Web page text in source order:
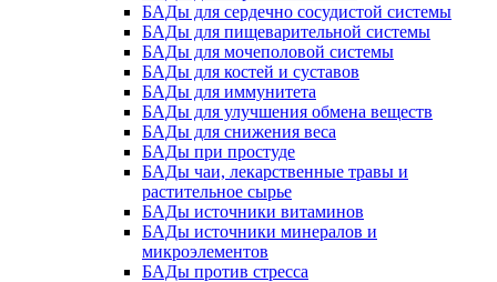
БАДы для сердечно сосудистой системы
БАДы для пищеварительной системы
БАДы для мочеполовой системы
БАДы для костей и суставов
БАДы для иммунитета
БАДы для улучшения обмена веществ
БАДы для снижения веса
БАДы при простуде
БАДы чаи, лекарственные травы и
растительное сырье
БАДы источники витаминов
БАДы источники минералов и
микроэлементов
БАДы против стресса